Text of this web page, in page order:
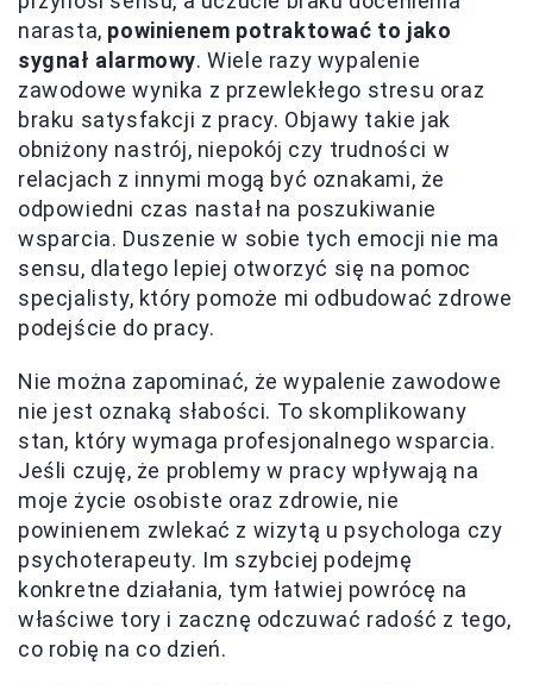
narasta, powinienem potraktować to jako
sygnał alarmowy. Wiele razy wypalenie
zawodowe wynika z przewlekłego stresu oraz
braku satysfakcji z pracy. Objawy takie jak
obniżony nastrój, niepokój czy trudności w
relacjach z innymi mogą być oznakami, że
odpowiedni czas nastał na poszukiwanie
wsparcia. Duszenie w sobie tych emocji nie ma
sensu, dlatego lepiej otworzyć się na pomoc
specjalisty, który pomoże mi odbudować zdrowe
podejście do pracy.
Nie można zapominać, że wypalenie zawodowe
nie jest oznaką słabości. To skomplikowany
stan, który wymaga profesjonalnego wsparcia.
Jeśli czuję, że problemy w pracy wpływają na
moje życie osobiste oraz zdrowie, nie
powinienem zwlekać z wizytą u psychologa czy
psychoterapeuty. Im szybciej podejmę
konkretne działania, tym łatwiej powrócę na
właściwe tory i zacznę odczuwać radość z tego,
co robię na co dzień.